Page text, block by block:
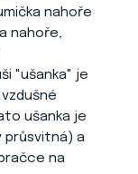
nahoře
nahoře,
"ušanka" je
ušanka je
průsvitná) a
na